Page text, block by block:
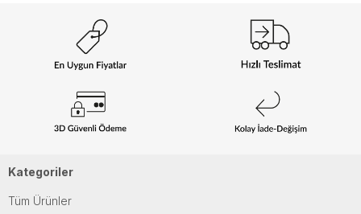
Kategoriler
Tüm Ürünler